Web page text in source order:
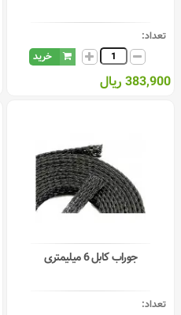
تعداد:
خرید
383,900 ریال
جوراب کابل 6 میلیمتری
تعداد: